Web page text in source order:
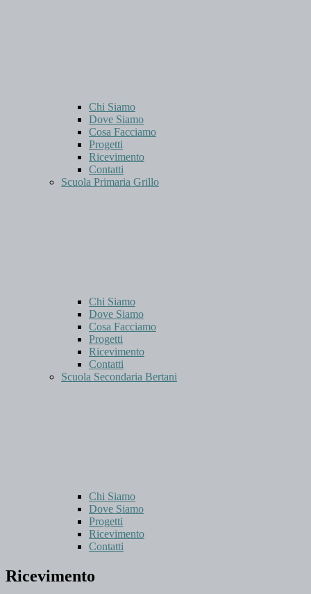
Chi Siamo
Dove Siamo
Cosa Facciamo
Progetti
Ricevimento
Contatti
Scuola Primaria Grillo
Chi Siamo
Dove Siamo
Cosa Facciamo
Progetti
Ricevimento
Contatti
Scuola Secondaria Bertani
Chi Siamo
Dove Siamo
Progetti
Ricevimento
Contatti
Ricevimento